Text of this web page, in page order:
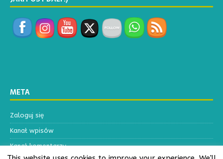
META
Zaloguj się
Kanał wpisów
Kanał komentarzy